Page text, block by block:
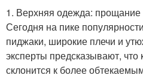
1. Верхняя одежда:
Сегодня на пике
пиджаки, широкие плечи и
эксперты предсказывают, что
склонится к более